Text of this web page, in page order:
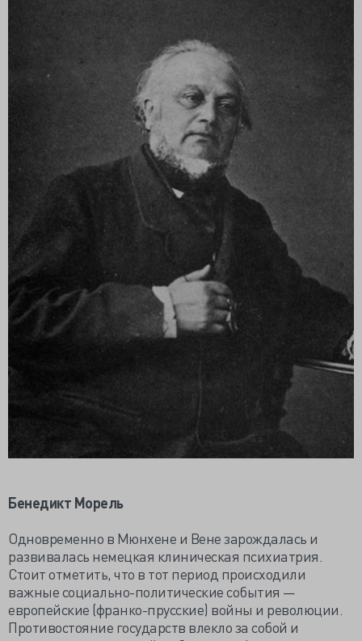
Бенедикт Морель
Одновременно в Мюнхене и Вене зарождалась и
развивалась немецкая клиническая психиатрия.
Стоит отметить, что в тот период происходили
важные социально-политические события —
европейские (франко-прусские) войны и революции.
Противостояние государств влекло за собой и